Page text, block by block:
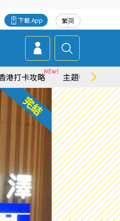
繁简
下載 App
港打卡攻略 主題特集